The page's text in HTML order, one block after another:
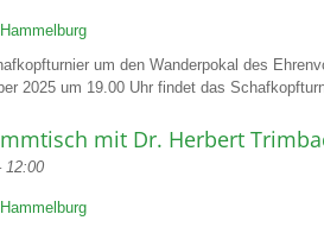
um den Wanderpokal des
2025 um 19.00 Uhr findet das
mit Dr. Herbert
12:00